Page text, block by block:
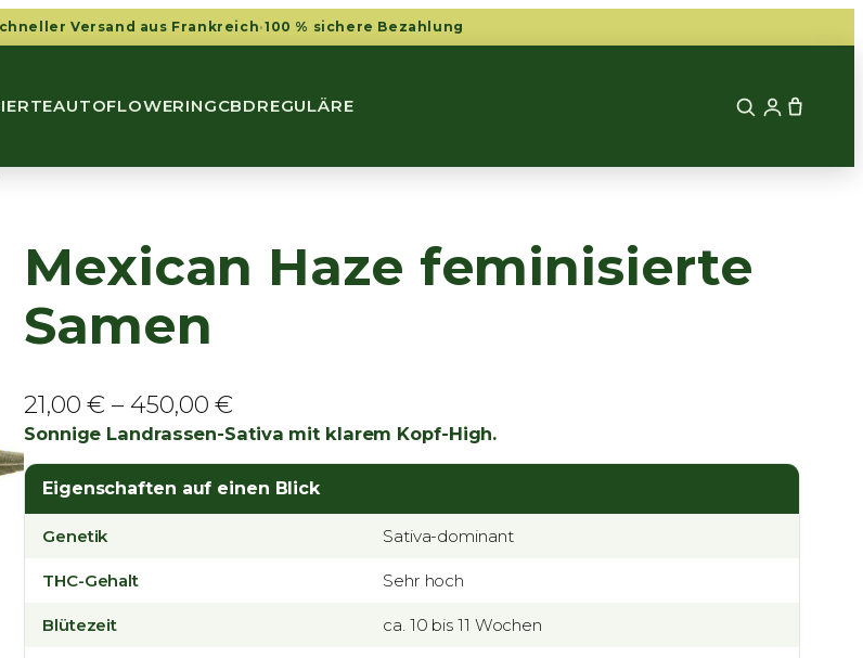
Versand aus Frankreich·100 % sichere Bezahlung
AUTOFLOWERINGCBDREGULÄRE
Mexican Haze feminisierte
Samen
21,00€ –450,00€
r
e
i
Sonnige Landrassen-Sativa mit klarem Kopf-High.
Eigenschaften auf einen Blick
Genetik Sativa-dominant
THC-Gehalt Sehr hoch
Blütezeit ca. 10 bis 11 Wochen